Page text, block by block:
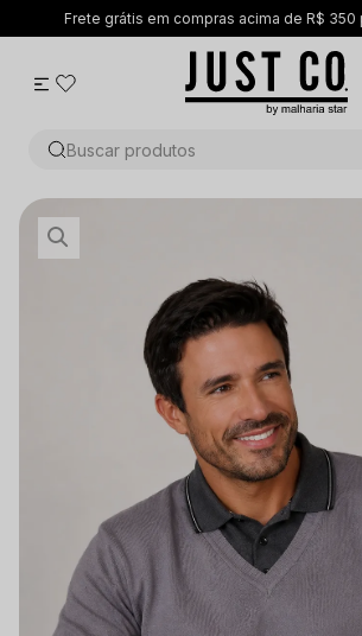
grátis em compras acima de R$ 350 para todo
Buscar produtos